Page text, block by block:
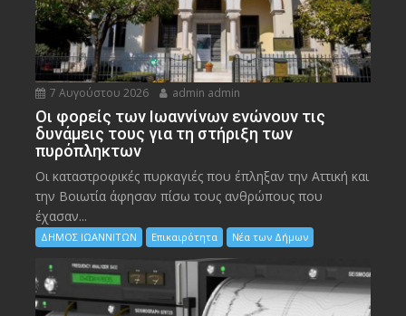
7 Αυγούστου 2026 admin admin
Οι φορείς των Ιωαννίνων ενώνουν τις
δυνάμεις τους για τη στήριξη των
πυρόπληκτων
Οι καταστροφικές πυρκαγιές που έπληξαν την Αττική και
την Bοιωτία άφησαν πίσω τους ανθρώπους που
έχασαν...
ΔΗΜΟΣ ΙΩΑΝΝΙΤΩΝ Επικαιρότητα Νέα των Δήμων